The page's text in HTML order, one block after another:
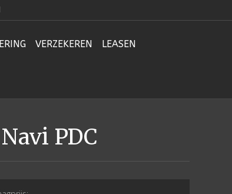
VERZEKEREN LEASEN
PDC